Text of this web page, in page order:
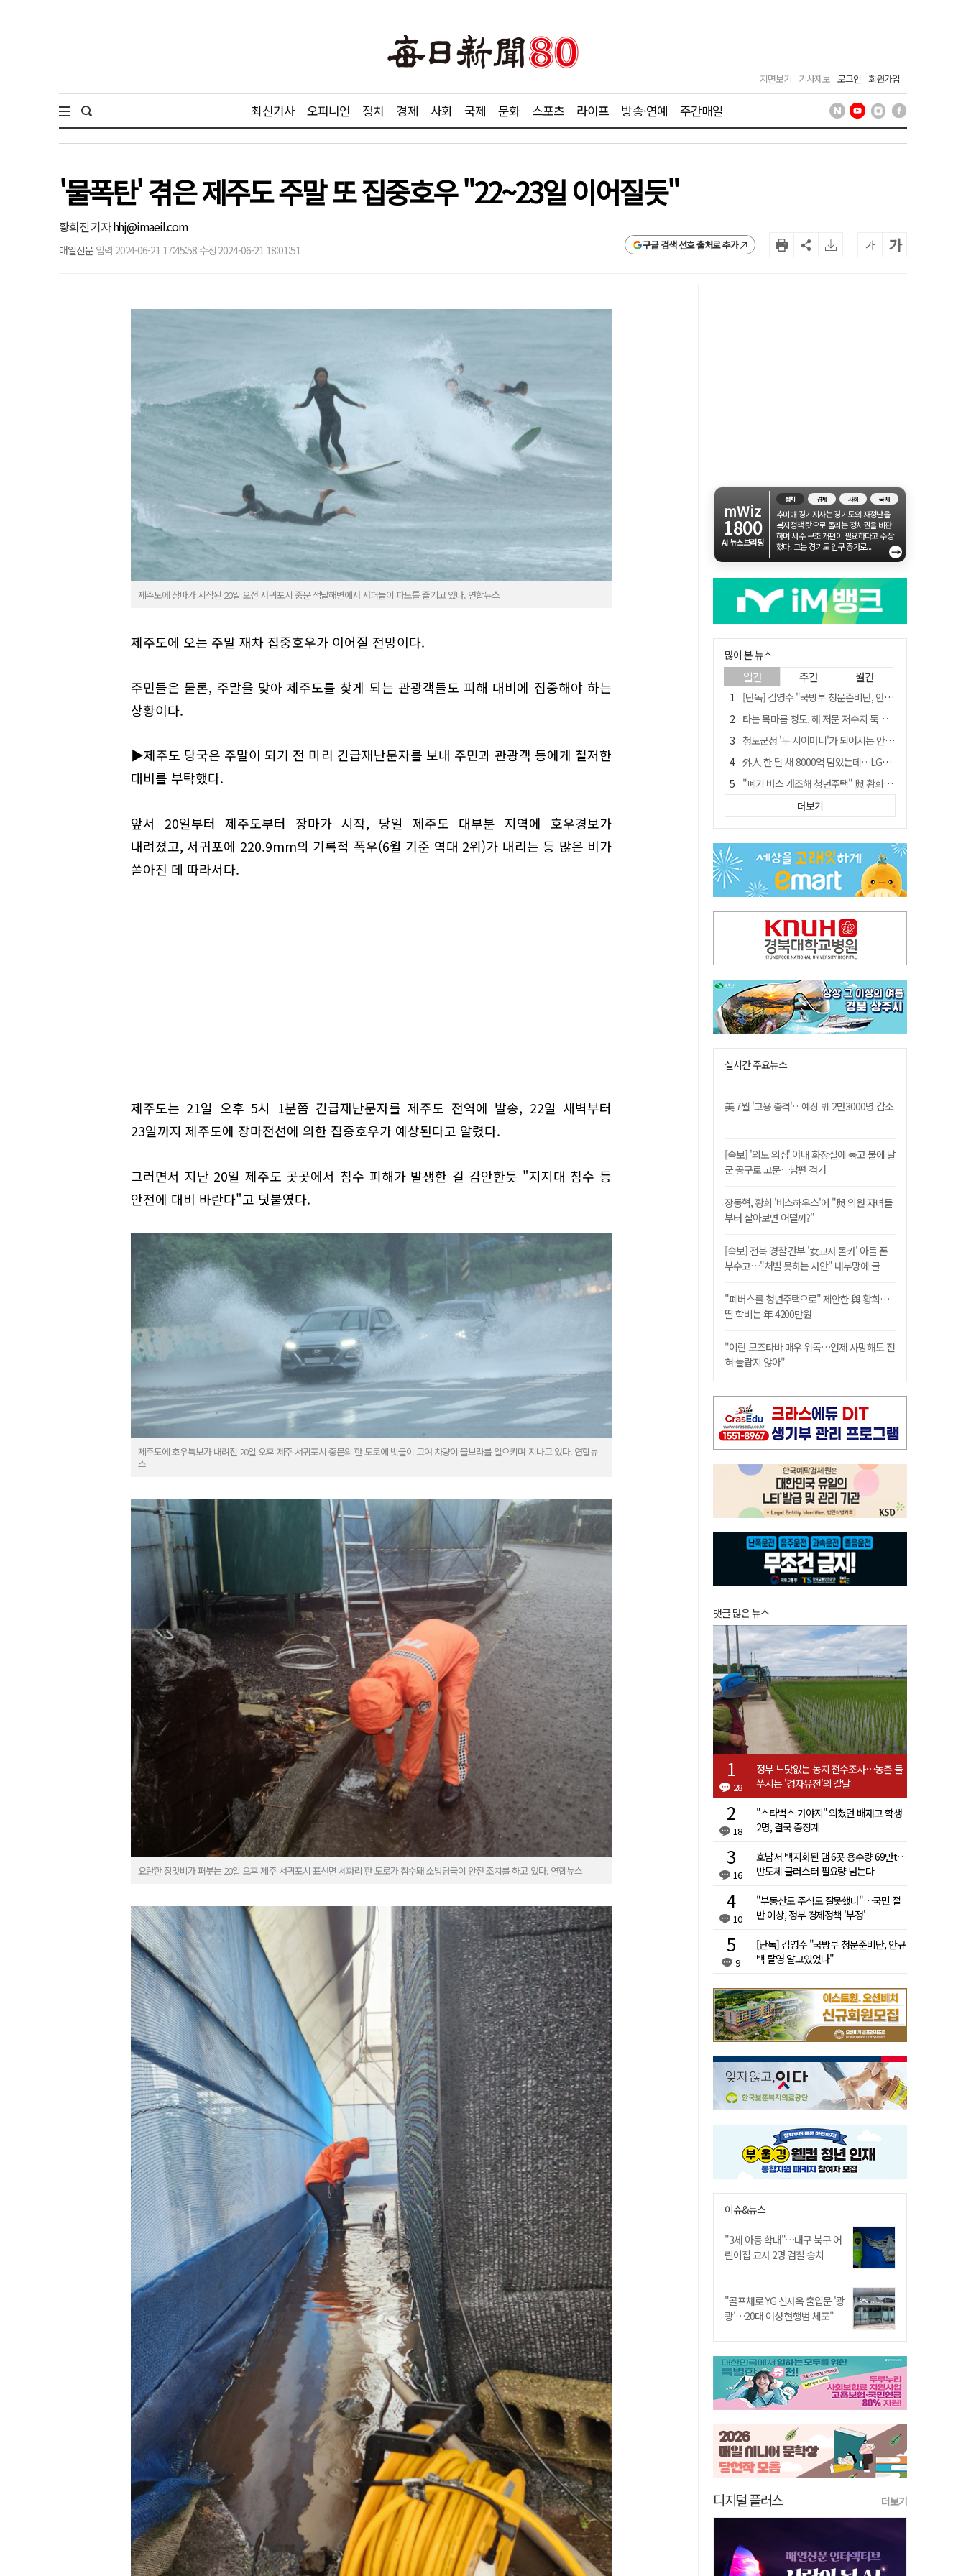
지면보기 기사제보 로그인 회원가입
최신기사 오피니언 정치 경제 사회 국제 문화 스포츠 라이프 방송·연예 주간매일
'물폭탄' 겪은 제주도 주말 또 집중호우 "22~23일 이어질듯"
황희진 기자hhj@imaeil.com
매일신문 입력 2024-06-21 17:45:58 수정 2024-06-21 18:01:51 구글 검색 선호 출처로 추가 가 가
제주도에 장마가 시작된 20일 오전 서귀포시 중문 색달해변에서 서퍼들이 파도를 즐기고 있다. 연합뉴스
제주도에 오는 주말 재차 집중호우가 이어질 전망이다.
주민들은 물론, 주말을 맞아 제주도를 찾게 되는 관광객들도 피해 대비에 집중해야 하는
상황이다.
▶제주도 당국은 주말이 되기 전 미리 긴급재난문자를 보내 주민과 관광객 등에게 철저한
대비를 부탁했다.
앞서 20일부터 제주도부터 장마가 시작, 당일 제주도 대부분 지역에 호우경보가
내려졌고, 서귀포에 220.9mm의 기록적 폭우(6월 기준 역대 2위)가 내리는 등 많은 비가
쏟아진 데 따라서다.
제주도는 21일 오후 5시 1분쯤 긴급재난문자를 제주도 전역에 발송, 22일 새벽부터
23일까지 제주도에 장마전선에 의한 집중호우가 예상된다고 알렸다.
그러면서 지난 20일 제주도 곳곳에서 침수 피해가 발생한 걸 감안한듯 "지지대 침수 등
안전에 대비 바란다"고 덧붙였다.
제주도에 호우특보가 내려진 20일 오후 제주 서귀포시 중문의 한 도로에 빗물이 고여 차량이 물보라를 일으키며 지나고 있다. 연합뉴
스
요란한 장맛비가 퍼붓는 20일 오후 제주 서귀포시 표선면 세화리 한 도로가 침수돼 소방당국이 안전 조치를 하고 있다. 연합뉴스
mWiz
1800
AI 뉴스브리핑
정치 경제 사회 국제
추미애 경기지사는 경기도의 재정난을
복지정책 탓으로 돌리는 정치권을 비판
하며 세수 구조 개편이 필요하다고 주장
했다. 그는 경기도 인구 증가로...
→
많이 본 뉴스
일간 주간 월간
[단독] 김영수 "국방부 청문준비단, 안규백 탈영 알고있었다"
타는 목마름 청도, 해 저문 저수지 둑에 군수가 서 있었다
청도군정 '두 시어머니'가 되어서는 안된다
外人 한 달 새 8000억 담았는데…LG이노텍 목표주가는 왜 엇갈릴까
"폐기 버스 개조해 청년주택" 與 황희…'딸 학비는 年 4200만원'
임시휴업 들어갔던 홈플러스 영주점, 7일 영업 재개…지하 1층만 운영
SK하이닉스, 주당 375원 분기 배당 공시…"3분기 중 주주환원 방안 확정"
이의준 전 경북도 새마을봉사과장, 제28대 울릉군 부군수 취임
"상법개정해도 주주가 '봉'"…하이닉스 솔리다임 상장설에 술렁[개미와글와글]
더보기
실시간 주요뉴스
美 7월 '고용 충격'…예상 밖 2만3000명 감소
[속보] '외도 의심' 아내 화장실에 묶고 불에 달
군 공구로 고문…남편 검거
장동혁, 황희 '버스하우스'에 "與 의원 자녀들
부터 살아보면 어떨까?"
[속보] 전북 경찰 간부 '女교사 몰카' 아들 폰
부수고…"처벌 못하는 사안" 내부망에 글
"폐버스를 청년주택으로" 제안한 與 황희…
딸 학비는 年 4200만원
"이란 모즈타바 매우 위독…언제 사망해도 전
혀 놀랍지 않아"
댓글 많은 뉴스
28
정부 느닷없는 농지 전수조사…농촌 들
쑤시는 '경자유전'의 칼날
18
"스타벅스 가야지" 외쳤던 배재고 학생
2명, 결국 중징계
16
호남서 백지화된 댐 6곳 용수량 69만t…
반도체 클러스터 필요량 넘는다
10
"부동산도 주식도 잘못했다"…국민 절
반 이상, 정부 경제정책 '부정'
9
[단독] 김영수 "국방부 청문준비단, 안규
백 탈영 알고있었다"
이슈&뉴스
"3세 아동 학대"…대구 북구 어
린이집 교사 2명 검찰 송치
"골프채로 YG 신사옥 출입문 '쾅
쾅'…20대 여성 현행범 체포"
디지털 플러스 더보기